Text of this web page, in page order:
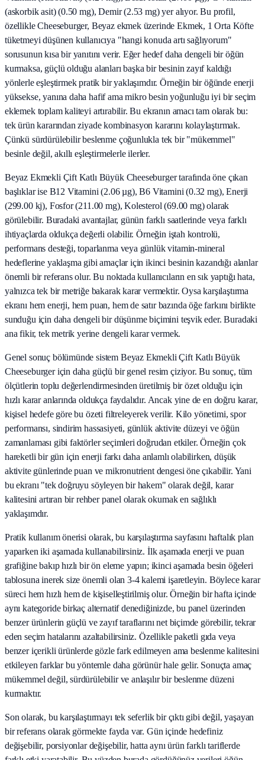
(askorbik asit) (0.50 mg), Demir (2.53 mg) yer alıyor. Bu profil,
özellikle Cheeseburger, Beyaz ekmek üzerinde Ekmek, 1 Orta Köfte
tüketmeyi düşünen kullanıcıya "hangi konuda artı sağlıyorum"
sorusunun kısa bir yanıtını verir. Eğer hedef daha dengeli bir öğün
kurmaksa, güçlü olduğu alanları başka bir besinin zayıf kaldığı
yönlerle eşleştirmek pratik bir yaklaşımdır. Örneğin bir öğünde enerji
yüksekse, yanına daha hafif ama mikro besin yoğunluğu iyi bir seçim
eklemek toplam kaliteyi artırabilir. Bu ekranın amacı tam olarak bu:
tek ürün kararından ziyade kombinasyon kararını kolaylaştırmak.
Çünkü sürdürülebilir beslenme çoğunlukla tek bir "mükemmel"
besinle değil, akıllı eşleştirmelerle ilerler.
Beyaz Ekmekli Çift Katlı Büyük Cheeseburger tarafında öne çıkan
başlıklar ise B12 Vitamini (2.06 µg), B6 Vitamini (0.32 mg), Enerji
(299.00 kj), Fosfor (211.00 mg), Kolesterol (69.00 mg) olarak
görülebilir. Buradaki avantajlar, günün farklı saatlerinde veya farklı
ihtiyaçlarda oldukça değerli olabilir. Örneğin iştah kontrolü,
performans desteği, toparlanma veya günlük vitamin-mineral
hedeflerine yaklaşma gibi amaçlar için ikinci besinin kazandığı alanlar
önemli bir referans olur. Bu noktada kullanıcıların en sık yaptığı hata,
yalnızca tek bir metriğe bakarak karar vermektir. Oysa karşılaştırma
ekranı hem enerji, hem puan, hem de satır bazında öğe farkını birlikte
sunduğu için daha dengeli bir düşünme biçimini teşvik eder. Buradaki
ana fikir, tek metrik yerine dengeli karar vermek.
Genel sonuç bölümünde sistem Beyaz Ekmekli Çift Katlı Büyük
Cheeseburger için daha güçlü bir genel resim çiziyor. Bu sonuç, tüm
ölçütlerin toplu değerlendirmesinden üretilmiş bir özet olduğu için
hızlı karar anlarında oldukça faydalıdır. Ancak yine de en doğru karar,
kişisel hedefe göre bu özeti filtreleyerek verilir. Kilo yönetimi, spor
performansı, sindirim hassasiyeti, günlük aktivite düzeyi ve öğün
zamanlaması gibi faktörler seçimleri doğrudan etkiler. Örneğin çok
hareketli bir gün için enerji farkı daha anlamlı olabilirken, düşük
aktivite günlerinde puan ve mikronutrient dengesi öne çıkabilir. Yani
bu ekranı "tek doğruyu söyleyen bir hakem" olarak değil, karar
kalitesini artıran bir rehber panel olarak okumak en sağlıklı
yaklaşımdır.
Pratik kullanım önerisi olarak, bu karşılaştırma sayfasını haftalık plan
yaparken iki aşamada kullanabilirsiniz. İlk aşamada enerji ve puan
grafiğine bakıp hızlı bir ön eleme yapın; ikinci aşamada besin öğeleri
tablosuna inerek size önemli olan 3-4 kalemi işaretleyin. Böylece karar
süreci hem hızlı hem de kişiselleştirilmiş olur. Örneğin bir hafta içinde
aynı kategoride birkaç alternatif denediğinizde, bu panel üzerinden
benzer ürünlerin güçlü ve zayıf taraflarını net biçimde görebilir, tekrar
eden seçim hatalarını azaltabilirsiniz. Özellikle paketli gıda veya
benzer içerikli ürünlerde gözle fark edilmeyen ama beslenme kalitesini
etkileyen farklar bu yöntemle daha görünür hale gelir. Sonuçta amaç
mükemmel değil, sürdürülebilir ve anlaşılır bir beslenme düzeni
kurmaktır.
Son olarak, bu karşılaştırmayı tek seferlik bir çıktı gibi değil, yaşayan
bir referans olarak görmekte fayda var. Gün içinde hedefiniz
değişebilir, porsiyonlar değişebilir, hatta aynı ürün farklı tariflerde